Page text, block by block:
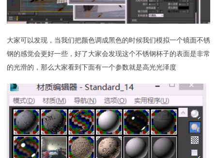
大家可以发现，当我们把颜色调成黑色的时候我们模拟一个镜面不锈
钢的感觉会更好一些，好了大家会发现这个不锈钢杯子的表面是非常
的光滑的，那么大家看到下面有一个参数就是高光光泽度